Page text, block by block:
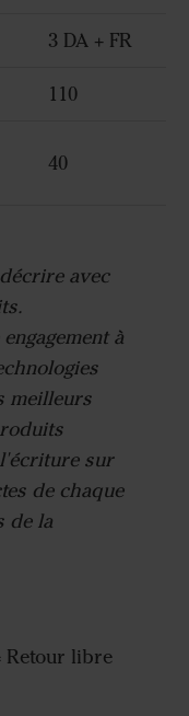
3 DA + FR
110
40
avec
à
meilleurs
sur
de chaque
de la
Retour libre